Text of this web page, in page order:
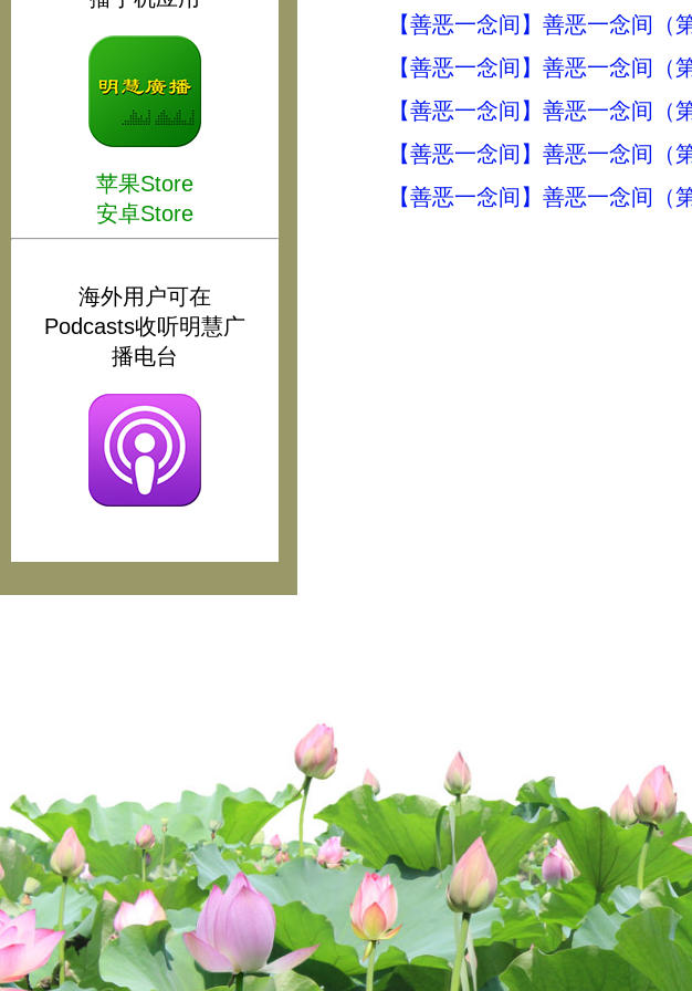
苹果Store
安卓Store
海外用户可在
Podcasts收听明慧广
播电台
【善恶一念间】善恶一念间（
【善恶一念间】善恶一念间（
【善恶一念间】善恶一念间（
【善恶一念间】善恶一念间（
【善恶一念间】善恶一念间（